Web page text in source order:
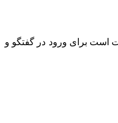
برای ورود در گفتگو و